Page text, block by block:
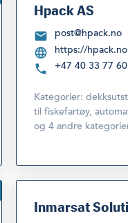
Hpack AS
post@hpack.no
https://hpack.no
+47 40 33 77 60
Kategorier:
til fiskefartøy,
og 4 andre
Inmarsat